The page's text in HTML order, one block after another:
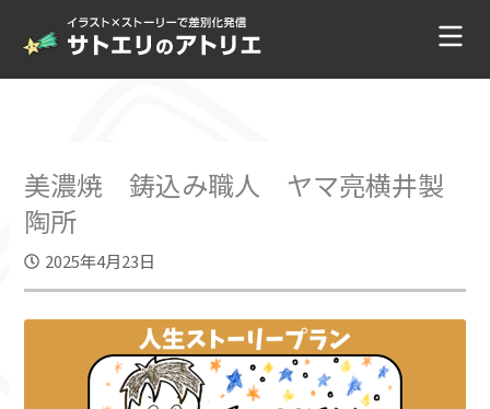
ス
美濃焼 鋳込み職人 ヤマ亮横井製
陶所
2025年4月23日